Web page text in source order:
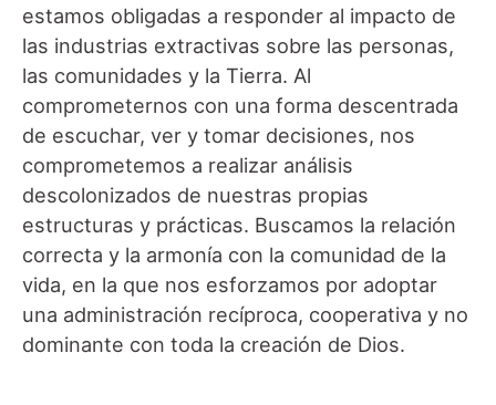
estamos obligadas a responder al impacto de
las industrias extractivas sobre las personas,
las comunidades y la Tierra. Al
comprometernos con una forma descentrada
de escuchar, ver y tomar decisiones, nos
comprometemos a realizar análisis
descolonizados de nuestras propias
estructuras y prácticas. Buscamos la relación
correcta y la armonía con la comunidad de la
vida, en la que nos esforzamos por adoptar
una administración recíproca, cooperativa y no
dominante con toda la creación de Dios.